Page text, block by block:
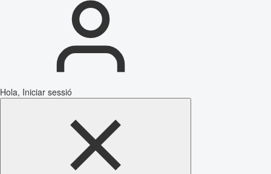
Hola, Iniciar sessió